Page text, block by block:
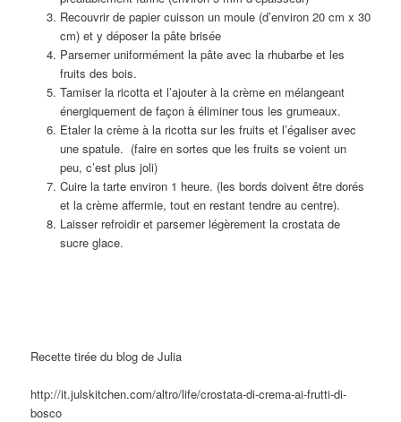
Recouvrir de papier cuisson un moule (d’environ 20 cm x 30
cm) et y déposer la pâte brisée
Parsemer uniformément la pâte avec la rhubarbe et les
fruits des bois.
Tamiser la ricotta et l’ajouter à la crème en mélangeant
énergiquement de façon à éliminer tous les grumeaux.
Etaler la crème à la ricotta sur les fruits et l’égaliser avec
une spatule. (faire en sortes que les fruits se voient un
peu, c’est plus joli)
Cuire la tarte environ 1 heure. (les bords doivent être dorés
et la crème affermie, tout en restant tendre au centre).
Laisser refroidir et parsemer légèrement la crostata de
sucre glace.
Recette tirée du blog de Julia
http://it.julskitchen.com/altro/life/crostata-di-crema-ai-frutti-di-
bosco